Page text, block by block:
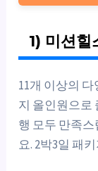
1) 미션
11개 이상의
지 올인원으로
행 모두 만족
요. 2박3일 패